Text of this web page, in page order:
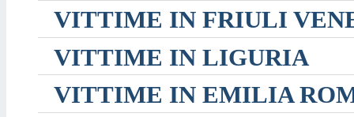
VITTIME IN FRIULI
VITTIME IN LIGURIA
VITTIME IN EMILIA